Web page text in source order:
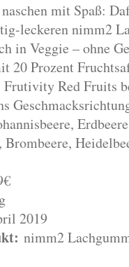
mit Spaß:
leckeren nimm2
in Veggie – ohne
20 Prozent
Red Fruits
Brombeere,
2019
nimm2